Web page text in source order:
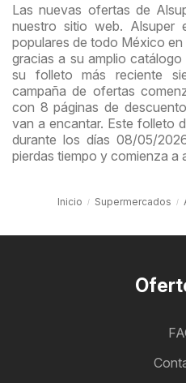
Las nuevas ofertas de
nuestro sitio web. Alsuper
populares de todo México
gracias a su amplio
su folleto más reciente
campaña de ofertas
con 8 páginas de
van a encantar. Este folleto
durante los días 08/05/
pierdas tiempo y comienza a
Inicio Supermercados